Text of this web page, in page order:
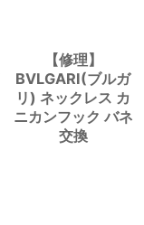
【修理】
BVLGARI(ブルガ
リ) ネックレス カ
ニカンフック バネ
交換